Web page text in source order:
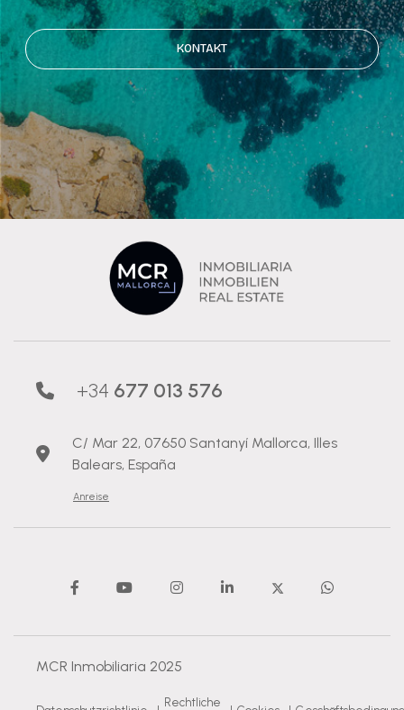
KONTAKT
+34 677 013 576
C/ Mar 22, 07650 Santanyí Mallorca, Illes
Balears, España
Anreise
MCR Inmobiliaria 2025
Rechtliche